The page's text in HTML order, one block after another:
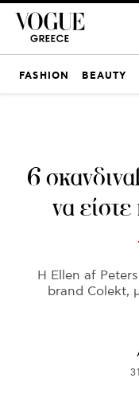
FASHION BEAUTY
6
να
Η Ellen af
brand Colekt,